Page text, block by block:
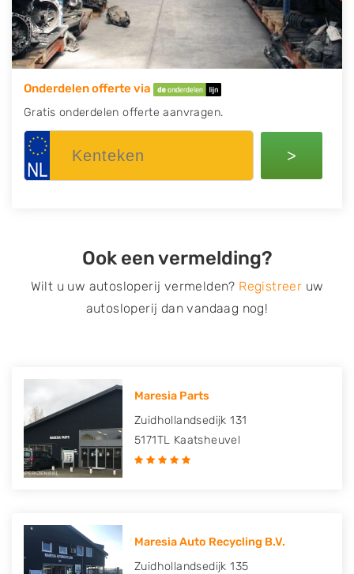
Onderdelen offerte via
Gratis onderdelen offerte aanvragen.
>
Ook een vermelding?
Wilt u uw autosloperij vermelden? Registreer uw
autosloperij dan vandaag nog!
Maresia Parts
Zuidhollandsedijk 131
5171TL Kaatsheuvel
Maresia Auto Recycling B.V.
Zuidhollandsedijk 135